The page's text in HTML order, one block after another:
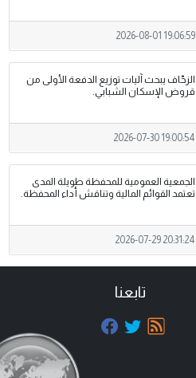
2026-08-01 19:06:59
الزحّاف يبحث آليات توزيع الدفعة الأولى من
قروض الإسكان الشبابي.
2026-07-30 19:00:54
الجمعية العمومية للمحفظة طويلة المدى
تعتمد القوائم المالية وتناقش أداء المحفظة.
2026-07-29 20:31:24
تابعنا